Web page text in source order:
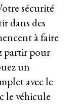
sécurité
dans des
à faire
partir pour
un
avec le
le véhicule